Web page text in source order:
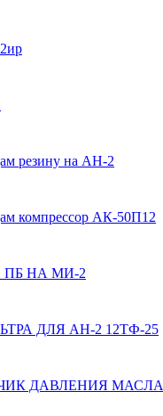
резину на АН-2
компрессор АК-50П12
НА МИ-2
ДЛЯ АН-2 12ТФ-25
ДАВЛЕНИЯ МАСЛА